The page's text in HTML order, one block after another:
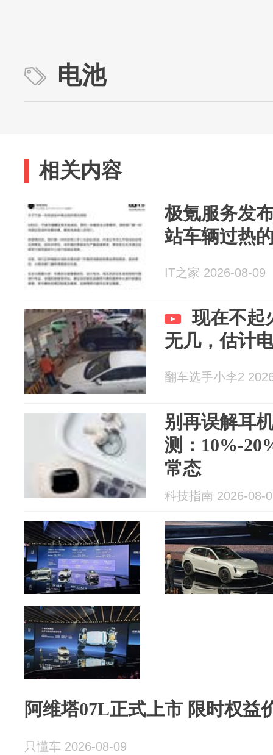
电池
相关内容
极氪服务发
站车辆过热
IT之家 2026-08-09
现在不起
无几，估计
翻车选手小李2
别再误解耳
测：10%-
常态
科技指南 2026-08-
阿维塔07L正式上市 限时权益
只懂车 2026-08-09